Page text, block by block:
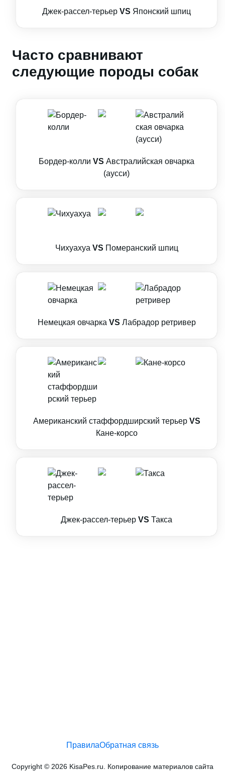
Джек-рассел-терьер VS Японский шпиц
Часто сравнивают
следующие породы собак
Бордер-колли VS Австралийская овчарка
(аусси)
Чихуахуа VS Померанский шпиц
Немецкая овчарка VS Лабрадор ретривер
Американский стаффордширский терьер VS
Кане-корсо
Джек-рассел-терьер VS Такса
ПравилаОбратная связь
Copyright © 2026 KisaPes.ru. Копирование материалов сайта